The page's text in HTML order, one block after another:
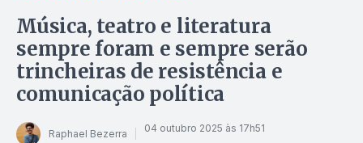
Música, teatro e literatura
sempre foram e sempre serão
trincheiras de resistência e
comunicação política
Raphael Bezerra 04 outubro 2025 às 17h51